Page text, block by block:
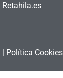
Retahila.es
Política Cookies